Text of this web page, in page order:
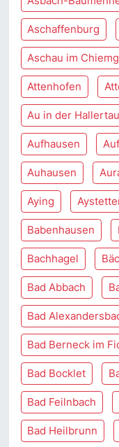
Aschaffenburg
Aschau im
Attenhofen
Au in der Hallertau
Aufhausen
Auhausen
Aying
Babenhausen
Bachhagel
Bad Abbach
Bad
Bad Berneck im
Bad Bocklet
Bad Feilnbach
Bad Heilbrunn